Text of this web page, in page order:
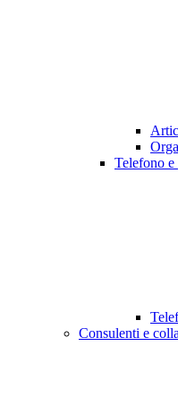
Telefono e
Consulenti e